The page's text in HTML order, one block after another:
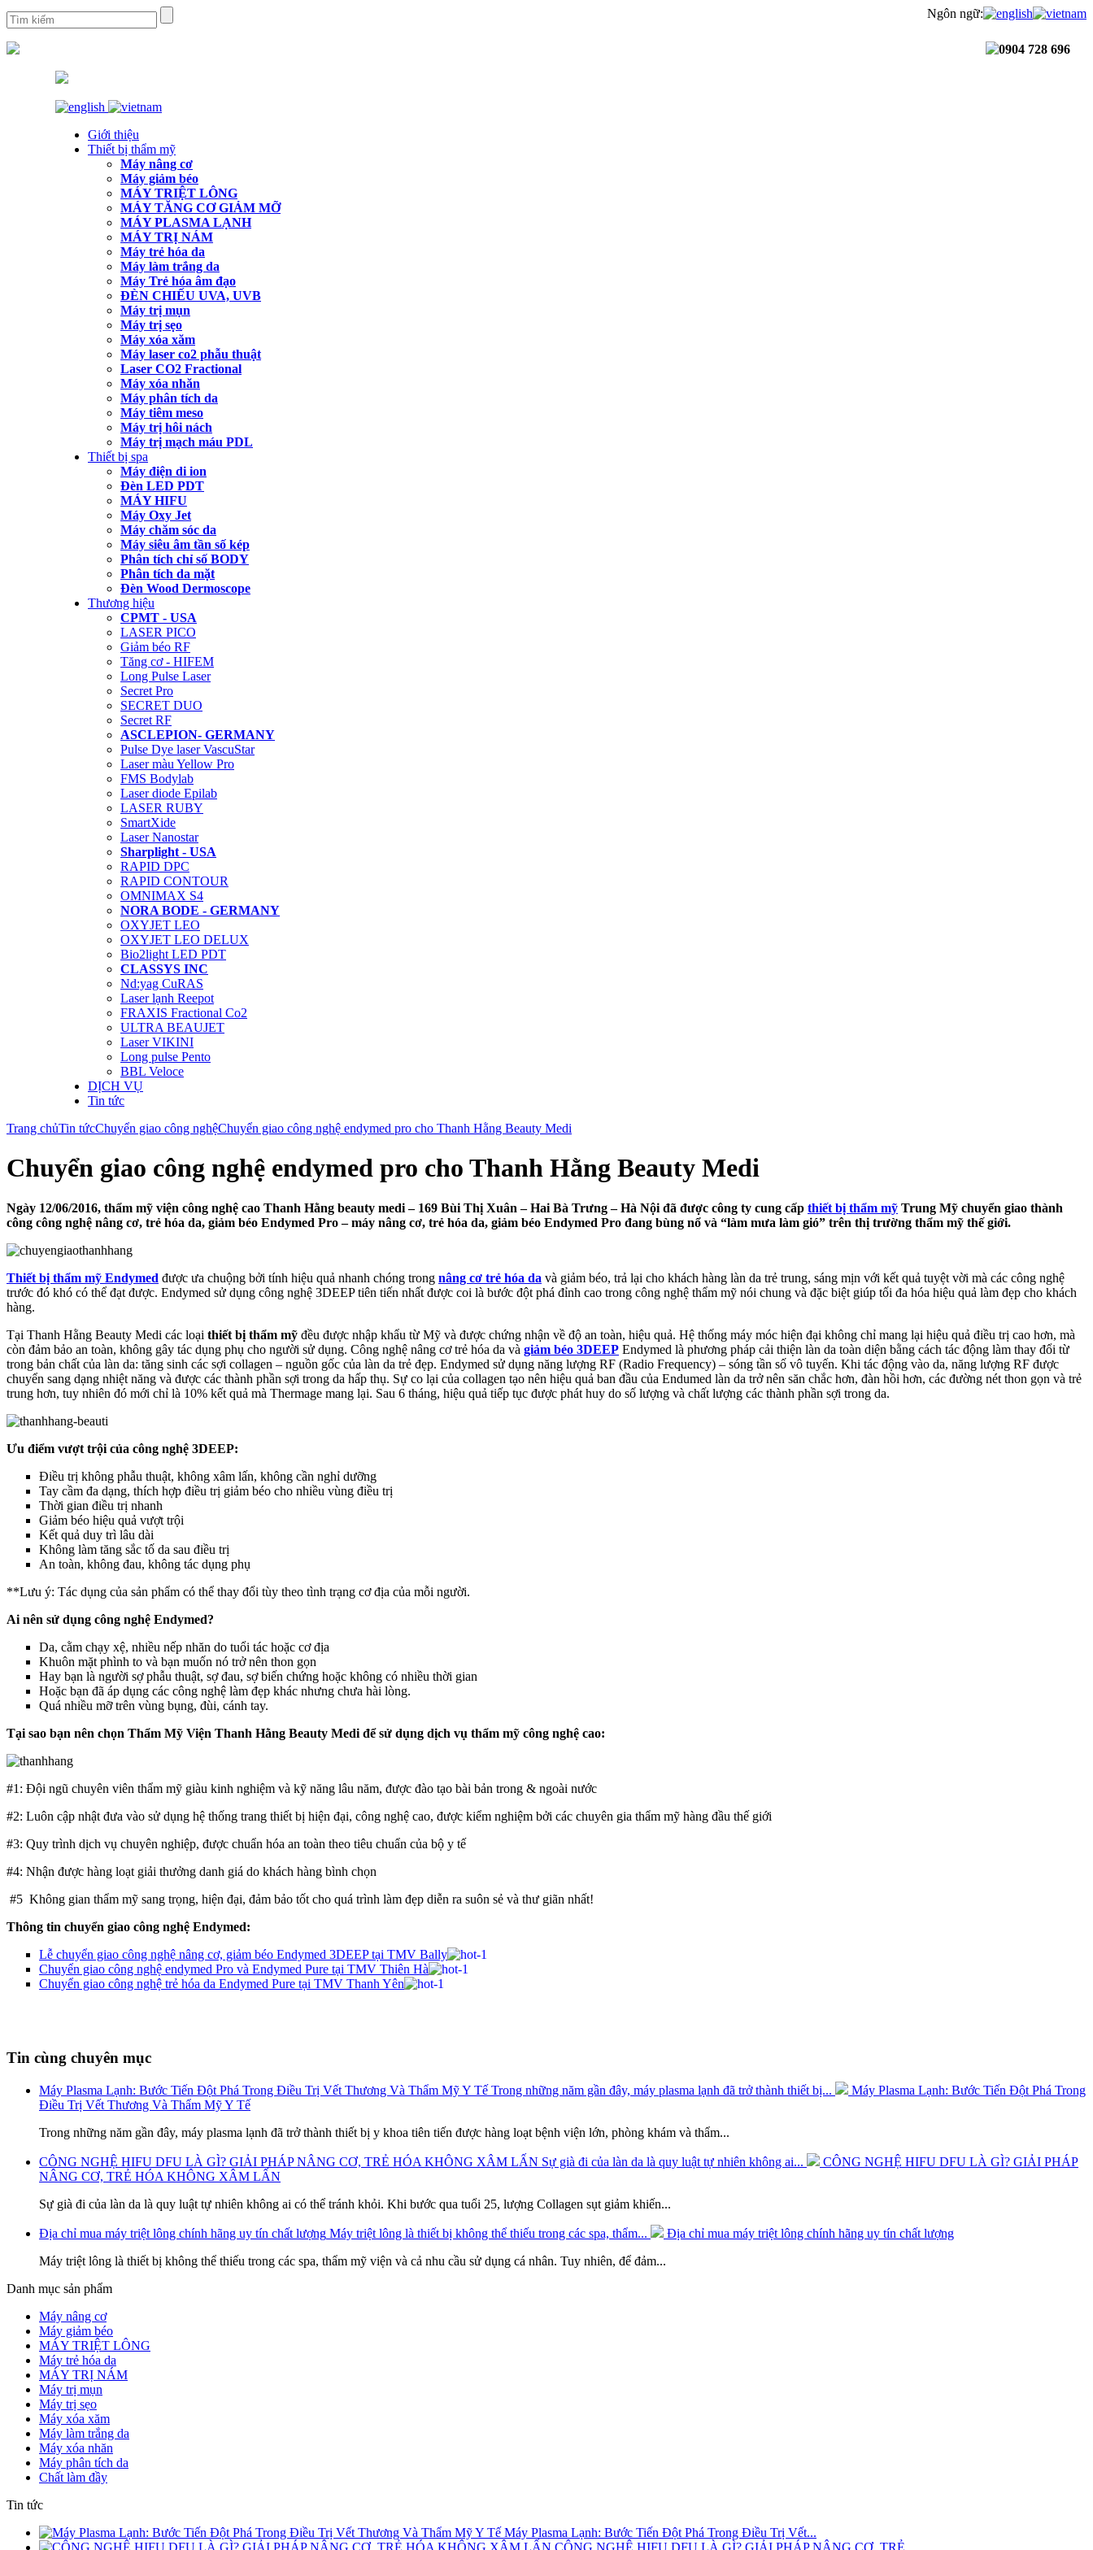
Ngôn ngữ:
0904 728 696
Giới thiệu
Thiết bị thẩm mỹ
Máy nâng cơ
Máy giảm béo
MÁY TRIỆT LÔNG
MÁY TĂNG CƠ GIẢM MỠ
MÁY PLASMA LẠNH
MÁY TRỊ NÁM
Máy trẻ hóa da
Máy làm trắng da
Máy Trẻ hóa âm đạo
ĐÈN CHIẾU UVA, UVB
Máy trị mụn
Máy trị sẹo
Máy xóa xăm
Máy laser co2 phẫu thuật
Laser CO2 Fractional
Máy xóa nhăn
Máy phân tích da
Máy tiêm meso
Máy trị hôi nách
Máy trị mạch máu PDL
Thiết bị spa
Máy điện di ion
Đèn LED PDT
MÁY HIFU
Máy Oxy Jet
Máy chăm sóc da
Máy siêu âm tần số kép
Phân tích chỉ số BODY
Phân tích da mặt
Đèn Wood Dermoscope
Thương hiệu
CPMT - USA
LASER PICO
Giảm béo RF
Tăng cơ - HIFEM
Long Pulse Laser
Secret Pro
SECRET DUO
Secret RF
ASCLEPION- GERMANY
Pulse Dye laser VascuStar
Laser màu Yellow Pro
FMS Bodylab
Laser diode Epilab
LASER RUBY
SmartXide
Laser Nanostar
Sharplight - USA
RAPID DPC
RAPID CONTOUR
OMNIMAX S4
NORA BODE - GERMANY
OXYJET LEO
OXYJET LEO DELUX
Bio2light LED PDT
CLASSYS INC
Nd:yag CuRAS
Laser lạnh Reepot
FRAXIS Fractional Co2
ULTRA BEAUJET
Laser VIKINI
Long pulse Pento
BBL Veloce
DỊCH VỤ
Tin tức
Trang chủTin tứcChuyển giao công nghệChuyển giao công nghệ endymed pro cho Thanh Hằng Beauty Medi
Chuyển giao công nghệ endymed pro cho Thanh Hằng Beauty Medi
Ngày 12/06/2016, thẩm mỹ viện công nghệ cao Thanh Hằng beauty medi – 169 Bùi Thị Xuân – Hai Bà Trưng – Hà Nội đã được công ty cung cấp thiết bị thẩm mỹ Trung Mỹ chuyển giao thành
công công nghệ nâng cơ, trẻ hóa da, giảm béo Endymed Pro – máy nâng cơ, trẻ hóa da, giảm béo Endymed Pro đang bùng nổ và “làm mưa làm gió” trên thị trường thẩm mỹ thế giới.
Thiết bị thẩm mỹ Endymed được ưa chuộng bởi tính hiệu quả nhanh chóng trong nâng cơ trẻ hóa da và giảm béo, trả lại cho khách hàng làn da trẻ trung, sáng mịn với kết quả tuyệt vời mà các công nghệ
trước đó khó có thể đạt được. Endymed sử dụng công nghệ 3DEEP tiên tiến nhất được coi là bước đột phá đỉnh cao trong công nghệ thẩm mỹ nói chung và đặc biệt giúp tối đa hóa hiệu quả làm đẹp cho khách
hàng.
Tại Thanh Hằng Beauty Medi các loại thiết bị thẩm mỹ đều được nhập khẩu từ Mỹ và được chứng nhận về độ an toàn, hiệu quả. Hệ thống máy móc hiện đại không chỉ mang lại hiệu quả điều trị cao hơn, mà
còn đảm bảo an toàn, không gây tác dụng phụ cho người sử dụng. Công nghệ nâng cơ trẻ hóa da và giảm béo 3DEEP Endymed là phương pháp cải thiện làn da toàn diện bằng cách tác động làm thay đổi từ
trong bản chất của làn da: tăng sinh các sợi collagen – nguồn gốc của làn da trẻ đẹp. Endymed sử dụng năng lượng RF (Radio Frequency) – sóng tần số vô tuyến. Khi tác động vào da, năng lượng RF được
chuyển sang dạng nhiệt năng và được các thành phần sợi trong da hấp thụ. Sự co lại của collagen tạo nên hiệu quả ban đầu của Endumed làn da trở nên săn chắc hơn, đàn hồi hơn, các đường nét thon gọn và trẻ
trung hơn, tuy nhiên đó mới chỉ là 10% kết quả mà Thermage mang lại. Sau 6 tháng, hiệu quả tiếp tục được phát huy do số lượng và chất lượng các thành phần sợi trong da.
Ưu điểm vượt trội của công nghệ 3DEEP:
Điều trị không phẫu thuật, không xâm lấn, không cần nghỉ dưỡng
Tay cầm đa dạng, thích hợp điều trị giảm béo cho nhiều vùng điều trị
Thời gian điều trị nhanh
Giảm béo hiệu quả vượt trội
Kết quả duy trì lâu dài
Không làm tăng sắc tố da sau điều trị
An toàn, không đau, không tác dụng phụ
**Lưu ý: Tác dụng của sản phẩm có thể thay đổi tùy theo tình trạng cơ địa của mỗi người.
Ai nên sử dụng công nghệ Endymed?
Da, cằm chạy xệ, nhiều nếp nhăn do tuổi tác hoặc cơ địa
Khuôn mặt phình to và bạn muốn nó trở nên thon gọn
Hay bạn là người sợ phẫu thuật, sợ đau, sợ biến chứng hoặc không có nhiều thời gian
Hoặc bạn đã áp dụng các công nghệ làm đẹp khác nhưng chưa hài lòng.
Quá nhiều mỡ trên vùng bụng, đùi, cánh tay.
Tại sao bạn nên chọn Thẩm Mỹ Viện Thanh Hằng Beauty Medi để sử dụng dịch vụ thẩm mỹ công nghệ cao:
#1: Đội ngũ chuyên viên thẩm mỹ giàu kinh nghiệm và kỹ năng lâu năm, được đào tạo bài bản trong & ngoài nước
#2: Luôn cập nhật đưa vào sử dụng hệ thống trang thiết bị hiện đại, công nghệ cao, được kiểm nghiệm bởi các chuyên gia thẩm mỹ hàng đầu thế giới
#3: Quy trình dịch vụ chuyên nghiệp, được chuẩn hóa an toàn theo tiêu chuẩn của bộ y tế
#4: Nhận được hàng loạt giải thưởng danh giá do khách hàng bình chọn
#5 Không gian thẩm mỹ sang trọng, hiện đại, đảm bảo tốt cho quá trình làm đẹp diễn ra suôn sẻ và thư giãn nhất!
Thông tin chuyển giao công nghệ Endymed:
Lễ chuyển giao công nghệ nâng cơ, giảm béo Endymed 3DEEP tại TMV Bally
Chuyển giao công nghệ endymed Pro và Endymed Pure tại TMV Thiên Hà
Chuyển giao công nghệ trẻ hóa da Endymed Pure tại TMV Thanh Yên
Tin cùng chuyên mục
Máy Plasma Lạnh: Bước Tiến Đột Phá Trong Điều Trị Vết Thương Và Thẩm Mỹ Y Tế Trong những năm gần đây, máy plasma lạnh đã trở thành thiết bị...
Máy Plasma Lạnh: Bước Tiến Đột Phá Trong
Điều Trị Vết Thương Và Thẩm Mỹ Y Tế
Trong những năm gần đây, máy plasma lạnh đã trở thành thiết bị y khoa tiên tiến được hàng loạt bệnh viện lớn, phòng khám và thẩm...
CÔNG NGHỆ HIFU DFU LÀ GÌ? GIẢI PHÁP NÂNG CƠ, TRẺ HÓA KHÔNG XÂM LẤN Sự già đi của làn da là quy luật tự nhiên không ai...
CÔNG NGHỆ HIFU DFU LÀ GÌ? GIẢI PHÁP
NÂNG CƠ, TRẺ HÓA KHÔNG XÂM LẤN
Sự già đi của làn da là quy luật tự nhiên không ai có thể tránh khỏi. Khi bước qua tuổi 25, lượng Collagen sụt giảm khiến...
Địa chỉ mua máy triệt lông chính hãng uy tín chất lượng Máy triệt lông là thiết bị không thể thiếu trong các spa, thẩm...
Địa chỉ mua máy triệt lông chính hãng uy tín chất lượng
Máy triệt lông là thiết bị không thể thiếu trong các spa, thẩm mỹ viện và cả nhu cầu sử dụng cá nhân. Tuy nhiên, để đảm...
Danh mục sản phẩm
Máy nâng cơ
Máy giảm béo
MÁY TRIỆT LÔNG
Máy trẻ hóa da
MÁY TRỊ NÁM
Máy trị mụn
Máy trị sẹo
Máy xóa xăm
Máy làm trắng da
Máy xóa nhăn
Máy phân tích da
Chất làm đầy
Tin tức
Máy Plasma Lạnh: Bước Tiến Đột Phá Trong Điều Trị Vết...